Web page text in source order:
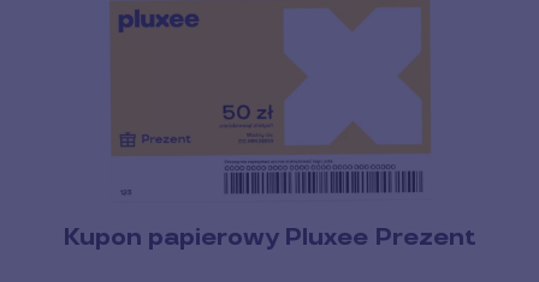
Kupon papierowy Pluxee Prezent